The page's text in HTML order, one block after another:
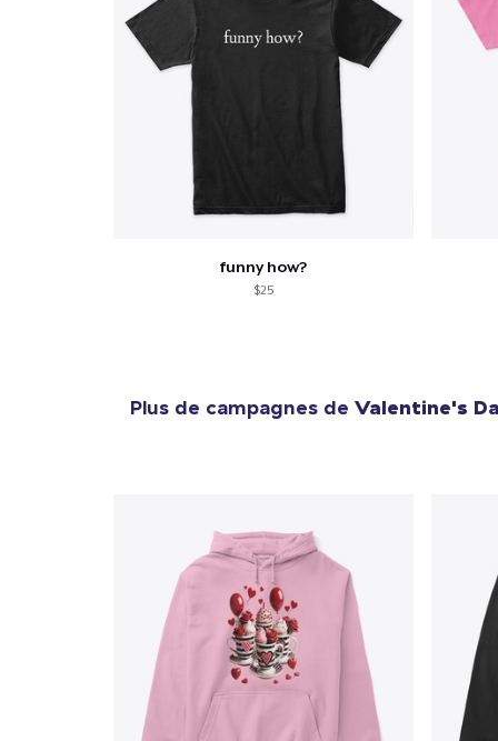
funny how?
$25
Plus de campagnes de Valentine's